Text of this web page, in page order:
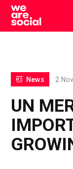
Skip
content
UN
News 2